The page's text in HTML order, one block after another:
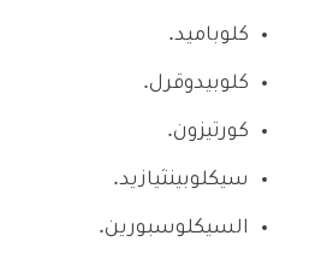
كلوباميد.
كلوبيدوقرل.
كورتيزون.
سيكلوبينثيازيد.
السيكلوسبورين.